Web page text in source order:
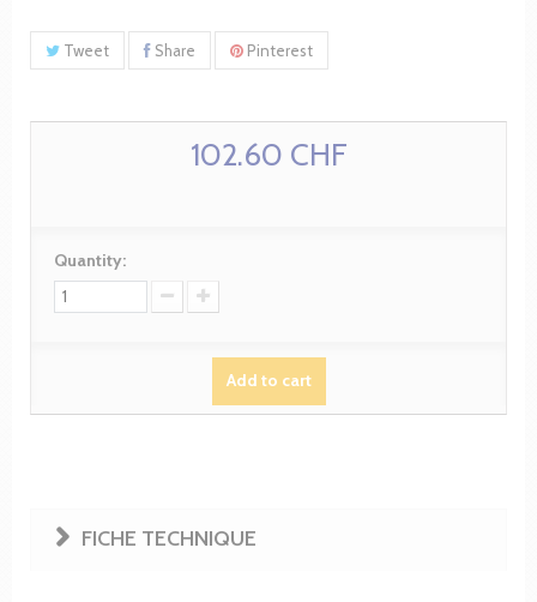
Tweet Share Pinterest
102.60 CHF
Quantity:
Add to cart
FICHE TECHNIQUE